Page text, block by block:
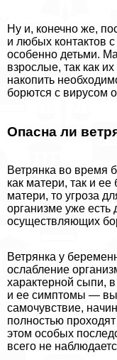
Ну и, конечно же,
и любых контактов
особенно детьми.
взрослые, так как
накопить
борются с вирусом
Опасна ли
Ветрянка во время
как матери, так и
матери, то угроза
организме уже есть
осуществляющих
Ветрянка у
ослабление
хаpaктерной сыпи,
и ее симптомы —
самочувствие,
полностью
этом особых
всего не